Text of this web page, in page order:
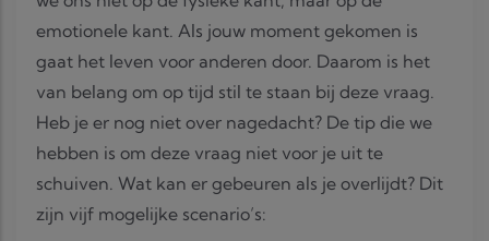
emotionele kant. Als jouw moment gekomen is
gaat het leven voor anderen door. Daarom is het
van belang om op tijd stil te staan bij deze vraag.
Heb je er nog niet over nagedacht? De tip die we
hebben is om deze vraag niet voor je uit te
schuiven. Wat kan er gebeuren als je overlijdt? Dit
zijn vijf mogelijke scenario’s: